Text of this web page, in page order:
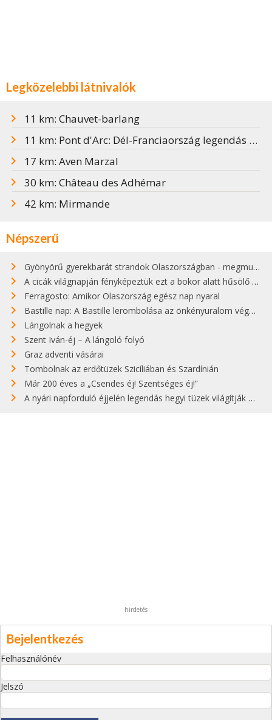
Legközelebbi látnivalók
11 km: Chauvet-barlang
11 km: Pont d'Arc: Dél-Franciaország legendás kőhídja
17 km: Aven Marzal
30 km: Château des Adhémar
42 km: Mirmande
Népszerű
Gyönyörű gyerekbarát strandok Olaszországban - megmutatjuk a 15 legjobbat
A cicák világnapján fényképeztük ezt a bokor alatt hűsölő cicát Kisorosziban
Ferragosto: Amikor Olaszország egész nap nyaral
Bastille nap: A Bastille lerombolása az önkényuralom végét jelentette
Lángolnak a hegyek
Szent Iván-éj – A lángoló folyó
Graz adventi vásárai
Tombolnak az erdőtüzek Szicíliában és Szardínián
Már 200 éves a „Csendes éj! Szentséges éj!”
A nyári napforduló éjjelén legendás hegyi tüzek világítják meg Zugspitzét
hirdetés
Bejelentkezés
Felhasználónév
Jelszó